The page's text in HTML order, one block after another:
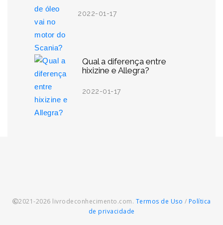
2022-01-17
Qual a diferença entre
hixizine e Allegra?
2022-01-17
2021-2026 livrodeconhecimento.com. Termos de Uso / Política
de privacidade